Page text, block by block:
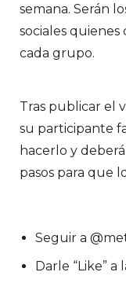
semana. Serán
sociales
cada grupo.
Tras publicar el
su participante
hacerlo y
pasos para que
Seguir a
Darle “Like”